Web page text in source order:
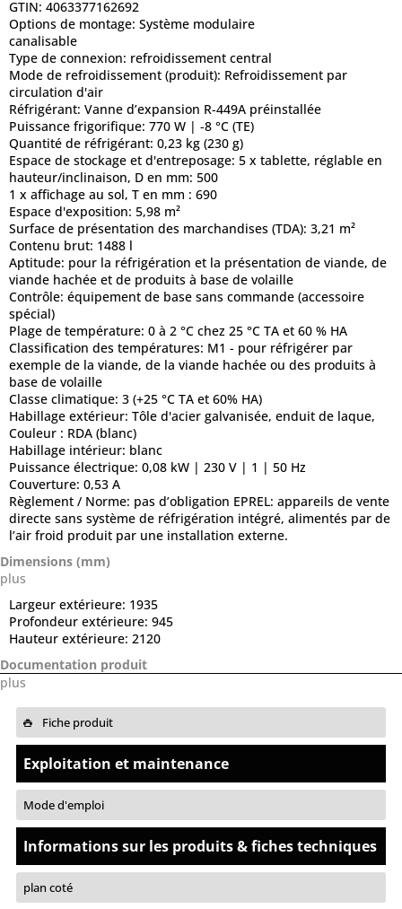
GTIN: 4063377162692
Options de montage: Système modulaire
canalisable
Type de connexion: refroidissement central
Mode de refroidissement (produit): Refroidissement par
circulation d'air
Réfrigérant: Vanne d’expansion R-449A préinstallée
Puissance frigorifique: 770 W | -8 °C (TE)
Quantité de réfrigérant: 0,23 kg (230 g)
Espace de stockage et d'entreposage: 5 x tablette, réglable en
hauteur/inclinaison, D en mm: 500
1 x affichage au sol, T en mm : 690
Espace d'exposition: 5,98 m²
Surface de présentation des marchandises (TDA): 3,21 m²
Contenu brut: 1488 l
Aptitude: pour la réfrigération et la présentation de viande, de
viande hachée et de produits à base de volaille
Contrôle: équipement de base sans commande (accessoire
spécial)
Plage de température: 0 à 2 °C chez 25 °C TA et 60 % HA
Classification des températures: M1 - pour réfrigérer par
exemple de la viande, de la viande hachée ou des produits à
base de volaille
Classe climatique: 3 (+25 °C TA et 60% HA)
Habillage extérieur: Tôle d'acier galvanisée, enduit de laque,
Couleur : RDA (blanc)
Habillage intérieur: blanc
Puissance électrique: 0,08 kW | 230 V | 1 | 50 Hz
Couverture: 0,53 A
Règlement / Norme: pas d’obligation EPREL: appareils de vente
directe sans système de réfrigération intégré, alimentés par de
l’air froid produit par une installation externe.
Dimensions (mm)
plus
Largeur extérieure: 1935
Profondeur extérieure: 945
Hauteur extérieure: 2120
Documentation produit
plus
Fiche produit
Exploitation et maintenance
Mode d'emploi
Informations sur les produits & fiches techniques
plan coté